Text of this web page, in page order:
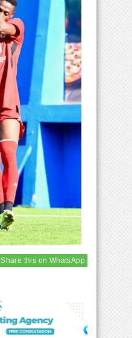
Share this on WhatsApp